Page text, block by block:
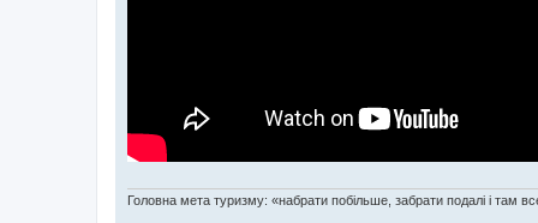
Головна мета туризму: «набрати побільше, забрати подалі і там